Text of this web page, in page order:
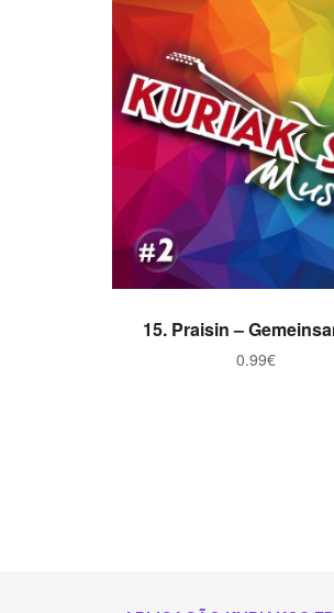
ADICIONAR
15. Praisin –
0.99€